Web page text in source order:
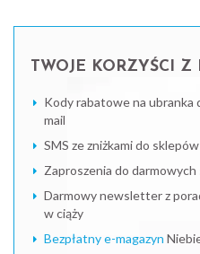
TWOJE KORZYŚCI Z
Kody rabatowe na ubranka
mail
SMS ze zniżkami do
Zaproszenia do
Darmowy newsletter z
w ciąży
Bezpłatny e-magazyn